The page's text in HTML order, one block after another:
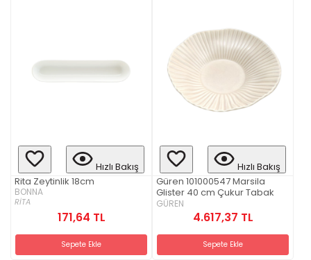
Hızlı Bakış
Rita Zeytinlik 18cm
BONNA
RİTA
171,64 TL
Sepete Ekle
Hızlı Bakış
Güren 101000547 Marsila
Glister 40 cm Çukur Tabak
GÜREN
4.617,37 TL
Sepete Ekle